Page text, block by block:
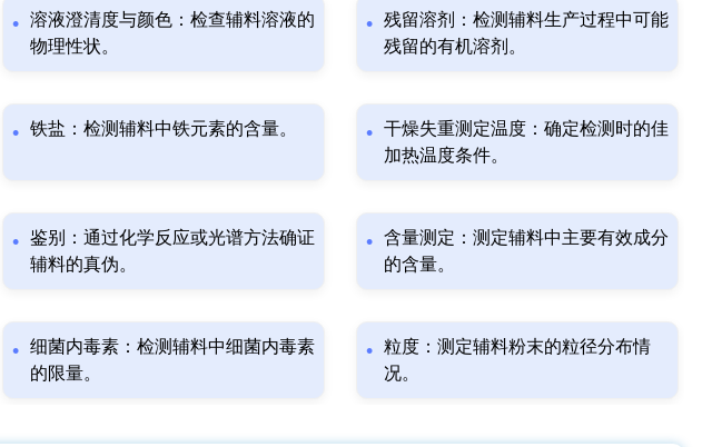
溶液澄清度与颜色：检查辅料溶液的
物理性状。
残留溶剂：检测辅料生产过程中可能
残留的有机溶剂。
铁盐：检测辅料中铁元素的含量。
干燥失重测定温度：确定检测时的佳
加热温度条件。
鉴别：通过化学反应或光谱方法确证
辅料的真伪。
含量测定：测定辅料中主要有效成分
的含量。
细菌内毒素：检测辅料中细菌内毒素
的限量。
粒度：测定辅料粉末的粒径分布情
况。